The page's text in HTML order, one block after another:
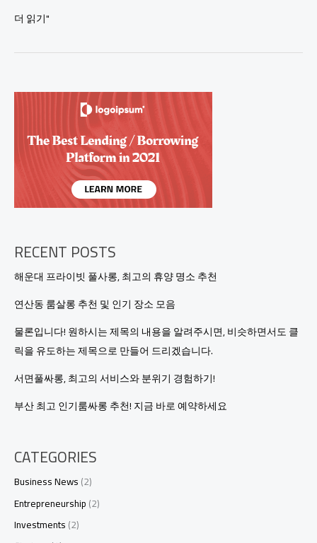
강
고
천!
더 읽기"
RECENT POSTS
해운대 프라이빗 풀사롱, 최고의 휴양 명소 추천
연산동 룸살롱 추천 및 인기 장소 모음
물론입니다! 원하시는 제목의 내용을 알려주시면, 비슷하면서도 클
릭을 유도하는 제목으로 만들어 드리겠습니다.
서면풀싸롱, 최고의 서비스와 분위기 경험하기!
부산 최고 인기룸싸롱 추천! 지금 바로 예약하세요
CATEGORIES
Business News(2)
Entrepreneurship(2)
Investments(2)